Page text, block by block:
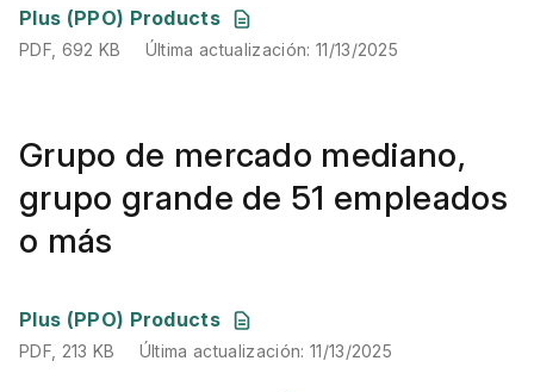
Plus (PPO) Products
PDF, 692 KB Última actualización
PDF, 692 KB Última actualización: 11/13/2025
Grupo de mercado mediano,
grupo grande de 51 empleados
o más
Plus (PPO) Products
PDF, 213 KB Última actualización
PDF, 213 KB Última actualización: 11/13/2025